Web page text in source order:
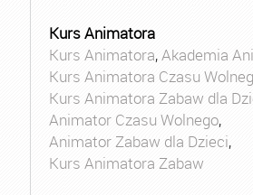
Kurs Animatora
Kurs Animatora,Akademia
Kurs Animatora Czasu
Kurs Animatora Zabaw dla
Animator Czasu Wolnego,
Animator Zabaw dla Dzieci,
Kurs Animatora Zabaw